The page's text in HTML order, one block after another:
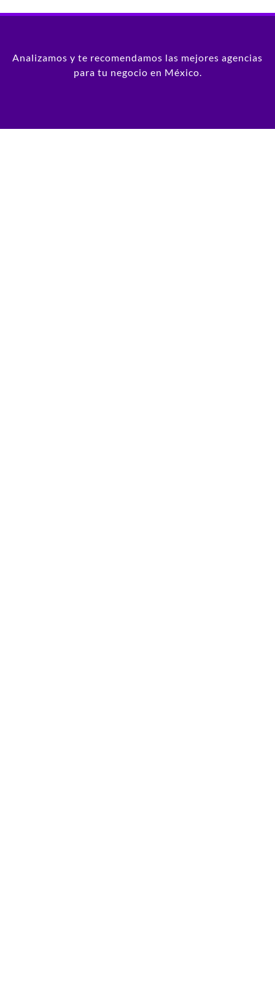
Analizamos y te recomendamos las mejores agencias
para tu negocio en México.